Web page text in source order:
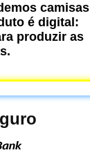
camisas
é digital:
produzir as